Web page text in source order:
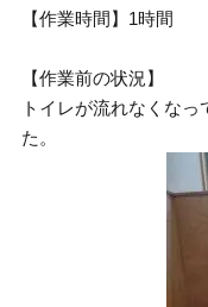
【作業時間】1時間
【作業前の状況】
トイレが流れなくな
た。